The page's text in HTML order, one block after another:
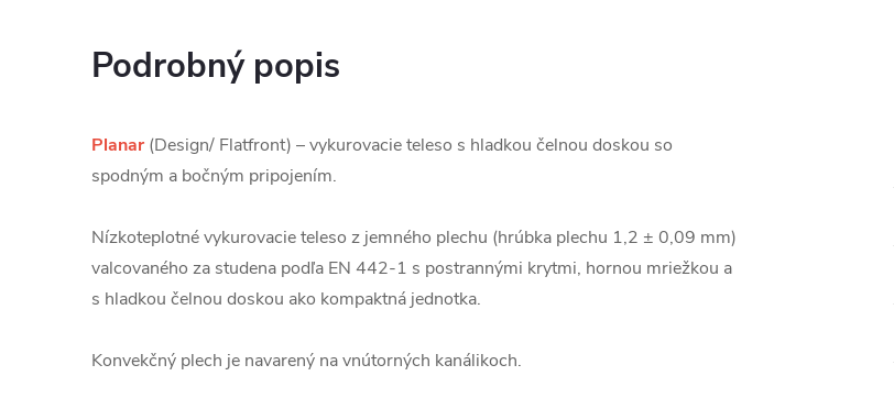
Podrobný popis
Planar (Design/ Flatfront) – vykurovacie teleso s hladkou čelnou doskou so
spodným a bočným pripojením.
Nízkoteplotné vykurovacie teleso z jemného plechu (hrúbka plechu 1,2 ± 0,09 mm)
valcovaného za studena podľa EN 442-1 s postrannými krytmi, hornou mriežkou a
s hladkou čelnou doskou ako kompaktná jednotka.
Konvekčný plech je navarený na vnútorných kanálikoch.